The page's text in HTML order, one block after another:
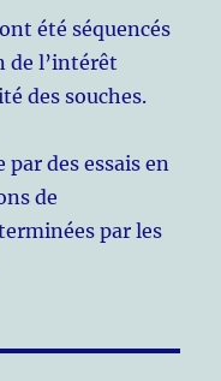
été séquencés
de l’intérêt
des souches.
des essais en
de
par les